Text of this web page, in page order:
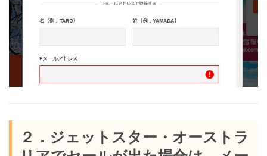
２．ジェットスター・オーストラ